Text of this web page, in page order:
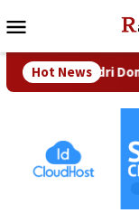
ke
Mobile
Hot News
Hendri Domo :